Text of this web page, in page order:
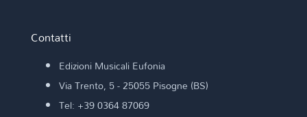
Contatti
Edizioni Musicali Eufonia
Via Trento, 5 - 25055 Pisogne (BS)
Tel: +39 0364 87069